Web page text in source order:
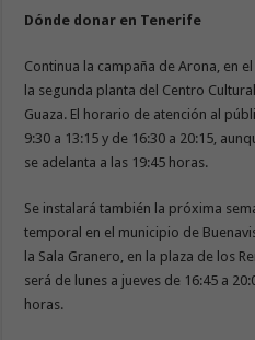
Dónde donar en Tenerife
Continua la campaña de Arona, en
la segunda planta del Centro
Guaza. El horario de atención al
9:30 a 13:15 y de 16:30 a 20:15,
se adelanta a las 19:45 horas.
Se instalará también la próxima
temporal en el municipio de
la Sala Granero, en la plaza de los
será de lunes a jueves de 16:45 a
horas.